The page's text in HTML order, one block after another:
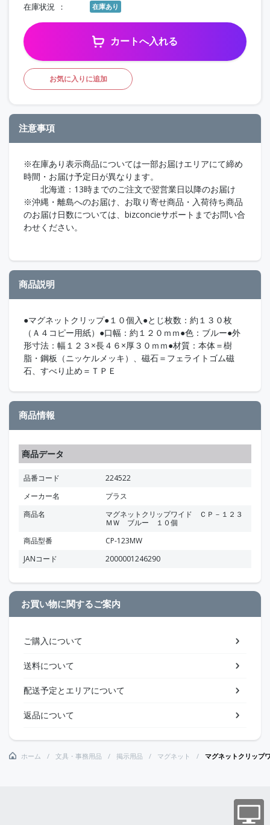
在庫状況 在庫あり
カートへ入れる
お気に入りに追加
注意事項
※在庫あり表示商品については一部お届けエリアにて締め
時間・お届け予定日が異なります。
北海道：13時までのご注文で翌営業日以降のお届け
※沖縄・離島へのお届け、お取り寄せ商品・入荷待ち商品
のお届け日数については、bizconcieサポートまでお問い合
わせください。
商品説明
●マグネットクリップ●１０個入●とじ枚数：約１３０枚
（Ａ４コピー用紙）●口幅：約１２０ｍｍ●色：ブルー●外
形寸法：幅１２３×長４６×厚３０ｍｍ●材質：本体＝樹
脂・鋼板（ニッケルメッキ）、磁石＝フェライトゴム磁
石、すべり止め＝ＴＰＥ
商品情報
商品データ
品番コード
224522
メーカー名
プラス
商品名
マグネットクリップワイド ＣＰ－１２３
ＭＷ ブルー １０個
商品型番
CP-123MW
JANコード
2000001246290
お買い物に関するご案内
ご購入について
送料について
配送予定とエリアについて
返品について
ホーム 文具・事務用品 掲示用品 マグネット マグネットクリッ